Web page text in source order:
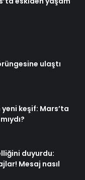
ulaştı
keşif: Mars’ta
duyurdu:
Mesaj nasıl